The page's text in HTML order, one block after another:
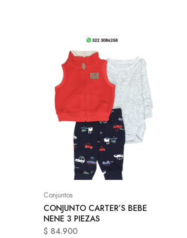
Conjuntos
CONJUNTO CARTER’S BEBE
NENE 3 PIEZAS
$ 84.900